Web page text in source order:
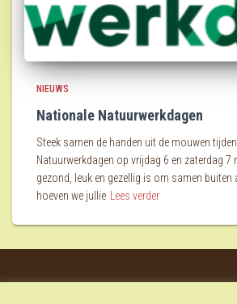
NIEUWS
Nationale Natuurwerkdagen
Steek samen de handen uit de mouwen
Natuurwerkdagen op vrijdag 6 en zaterdag 7
gezond, leuk en gezellig is om samen buiten
hoeven we jullie Lees verder